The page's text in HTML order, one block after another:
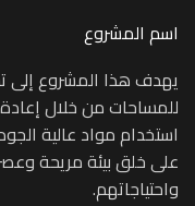
اسم المشروع
يهدف هذا المشروع إلى
للمساحات من خلال
استخدام مواد عالية
على خلق بيئة مريحة
واحتياجاتهم.